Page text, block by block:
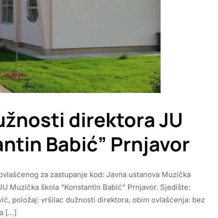
direktora JU
Babić” Prnjavor
za zastupanje kod: Javna ustanova Muzička
Muzička škola “Konstantin Babić” Prnjavor. Sjedište:
položaj: vršilac dužnosti direktora, obim ovlašćenja: bez
[…]